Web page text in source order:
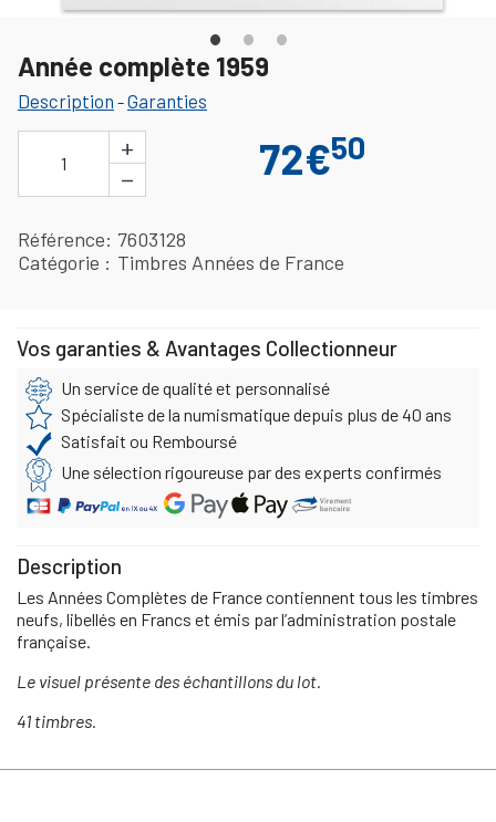
Année complète 1959
Description -Garanties
1
+
−
72€50
Référence 7603128
Catégorie
Timbres Années de France
Vos garanties & Avantages Collectionneur
Un service de qualité et personnalisé
Spécialiste de la numismatique depuis plus de 40 ans
Satisfait ou Remboursé
Une sélection rigoureuse par des experts confirmés
Description
Les Années Complètes de France contiennent tous les timbres
neufs, libellés en Francs et émis par l’administration postale
française.
Le visuel présente des échantillons du lot.
41 timbres.